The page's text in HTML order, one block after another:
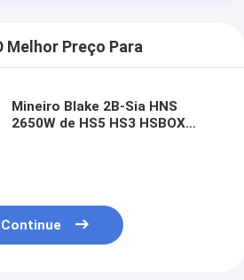
Melhor Preço Para
Mineiro Blake 2B-Sia HNS
2650W de HS5 HS3 HSBOX
Continue